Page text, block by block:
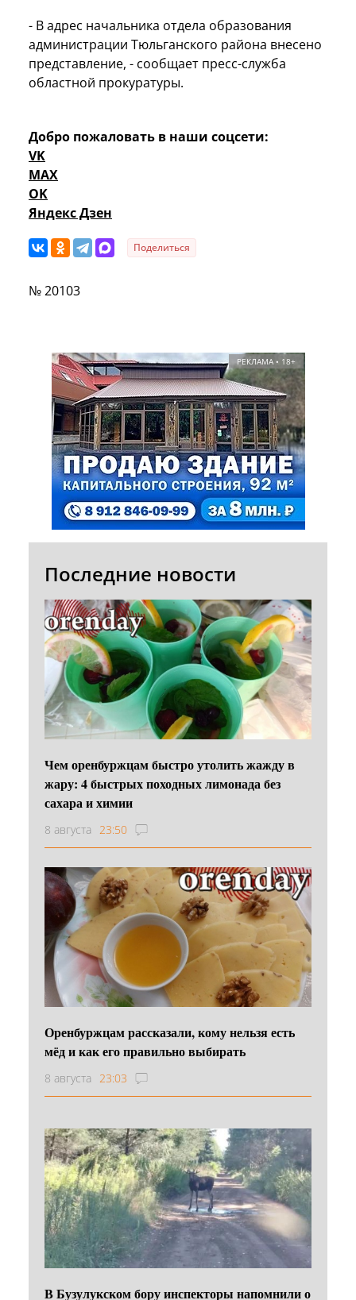
- В адрес начальника отдела образования
администрации Тюльганского района внесено
представление, - сообщает пресс-служба
областной прокуратуры.
Добро пожаловать в наши соцсети:
VK
MAX
OK
Яндекс Дзен
Поделиться
№ 20103
РЕКЛАМА • 18+
Последние новости
Чем оренбуржцам быстро утолить жажду в
жару: 4 быстрых походных лимонада без
сахара и химии
8 августа 23:50
Оренбуржцам рассказали, кому нельзя есть
мёд и как его правильно выбирать
8 августа 23:03
В Бузулукском бору инспекторы напомнили о